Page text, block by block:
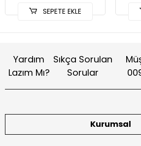
SEPETE EKLE
Yardım
Lazım Mı?
Sıkça Sorulan
Sorular
Kurumsal